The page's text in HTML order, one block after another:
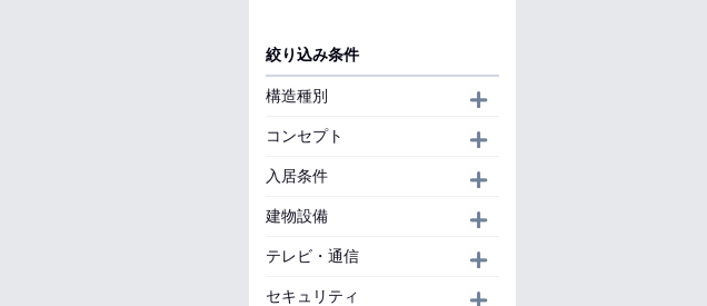
絞り込み条件
構造種別
コンセプト
入居条件
建物設備
テレビ・通信
セキュリティ